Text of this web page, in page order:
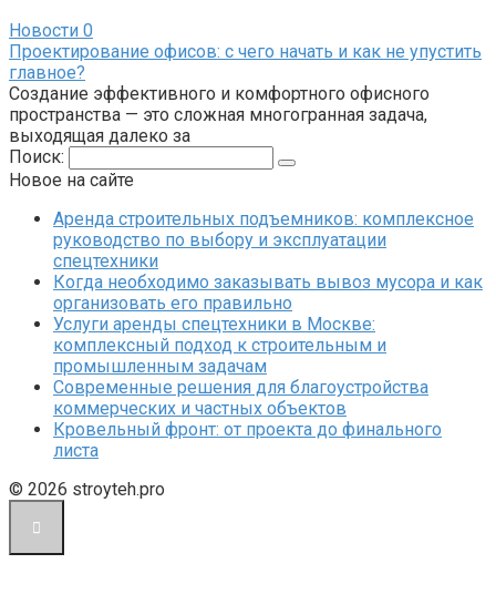
Новости 0
Проектирование офисов: с чего начать и как не упустить
главное?
Создание эффективного и комфортного офисного
пространства — это сложная многогранная задача,
выходящая далеко за
Поиск:
Новое на сайте
Аренда строительных подъемников: комплексное
руководство по выбору и эксплуатации
спецтехники
Когда необходимо заказывать вывоз мусора и как
организовать его правильно
Услуги аренды спецтехники в Москве:
комплексный подход к строительным и
промышленным задачам
Современные решения для благоустройства
коммерческих и частных объектов
Кровельный фронт: от проекта до финального
листа
© 2026 stroyteh.pro